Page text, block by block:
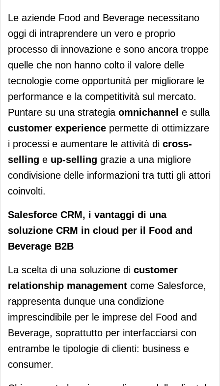
Le aziende Food and Beverage necessitano
oggi di intraprendere un vero e proprio
processo di innovazione e sono ancora troppe
quelle che non hanno colto il valore delle
tecnologie come opportunità per migliorare le
performance e la competitività sul mercato.
Puntare su una strategia omnichannel e sulla
customer experience permette di ottimizzare
i processi e aumentare le attività di cross-
selling e up-selling grazie a una migliore
condivisione delle informazioni tra tutti gli attori
coinvolti.
Salesforce CRM, i vantaggi di una
soluzione CRM in cloud per il Food and
Beverage B2B
La scelta di una soluzione di customer
relationship management come Salesforce,
rappresenta dunque una condizione
imprescindibile per le imprese del Food and
Beverage, soprattutto per interfacciarsi con
entrambe le tipologie di clienti: business e
consumer.